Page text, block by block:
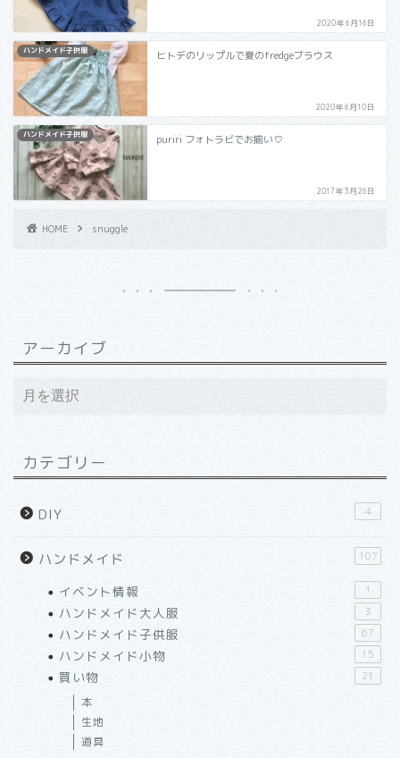
2020年6月16日
ハンドメイド子供服 ヒトデのリップルで夏のfredgeブラウス
2020年6月10日
ハンドメイド子供服 puriri フォトラビでお揃い♡
2017年3月26日
HOME snuggle
アーカイブ
カテゴリー
DIY 4
ハンドメイド 107
イベント情報 1
ハンドメイド大人服 3
ハンドメイド子供服 67
ハンドメイド小物 15
買い物 21
本
生地
道具